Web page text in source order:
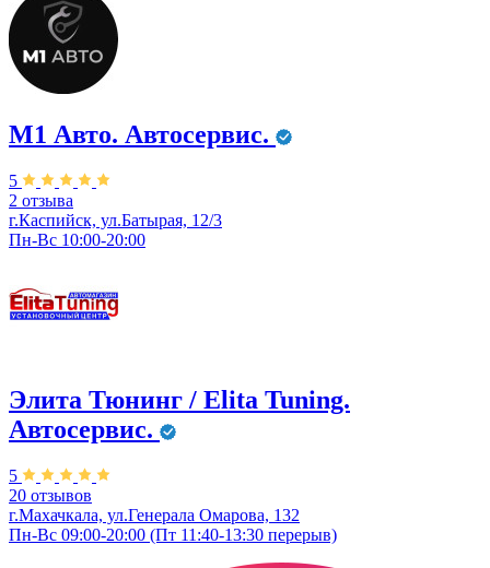
М1 Авто. ​Автосервис.
5
2 отзыва
г.Каспийск,​ ул.Батырая, 12/3
Пн-Вс 10:00-20:00
Элита Тюнинг / Elita Tuning.
Автосервис.
5
20 отзывов
г.Махачкала, ул.Генерала Омарова, 132
Пн-Вс 09:00-20:00 (Пт 11:40-13:30 перерыв)